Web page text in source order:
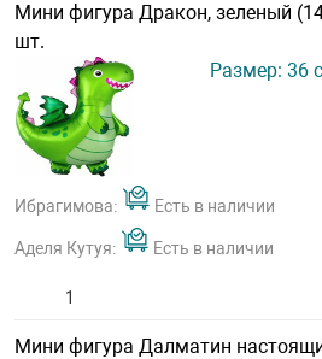
Мини фигура Дракон, зеленый
шт.
Размер: 36
Ибрагимова: Есть в наличии
Аделя Кутуя: Есть в наличии
Мини фигура Далматин